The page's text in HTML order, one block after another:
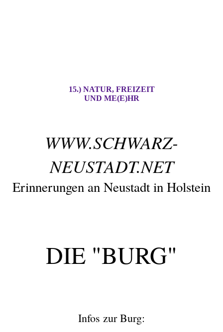
15.) NATUR, FREIZEIT
UND ME(E)HR
WWW.SCHWARZ-
NEUSTADT.NET
Erinnerungen an Neustadt in Holstein
DIE "BURG"
Infos zur Burg: